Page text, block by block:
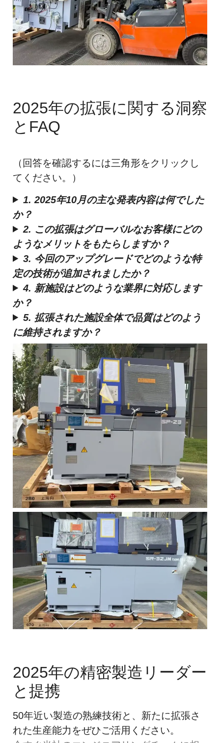
2025年の拡張に関する洞察
とFAQ
（回答を確認するには三角形をクリックし
てください。）
1. 2025年10月の主な発表内容は何でした
か？
2. この拡張はグローバルなお客様にどの
ようなメリットをもたらしますか？
3. 今回のアップグレードでどのような特
定の技術が追加されましたか？
4. 新施設はどのような業界に対応します
か？
5. 拡張された施設全体で品質はどのよう
に維持されますか？
2025年の精密製造リーダー
と提携
50年近い製造の熟練技術と、新たに拡張さ
れた生産能力をぜひご活用ください。